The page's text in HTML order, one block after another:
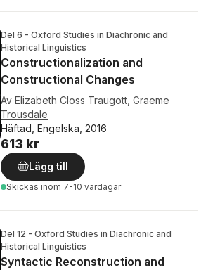
Del 6 - Oxford Studies in Diachronic and
Historical Linguistics
Constructionalization and
Constructional Changes
Av Elizabeth Closs Traugott Graeme
Trousdale
Häftad, Engelska, 2016
613 kr
Lägg till
Skickas inom 7-10 vardagar
Del 12 - Oxford Studies in Diachronic and
Historical Linguistics
Syntactic Reconstruction and